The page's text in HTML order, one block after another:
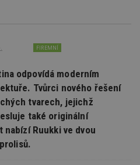
FIREMNÍ
odpovídá moderním
Tvůrci nového řešení
tvarech, jejichž
také originální
Ruukki ve dvou